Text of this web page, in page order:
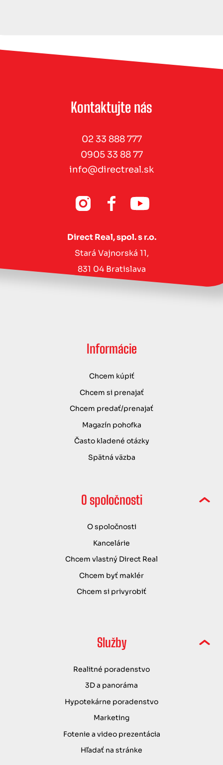
Kontaktujte nás
02 33 888 777
0905 33 88 77
info@directreal.sk
Direct Real, spol. s r.o.
Stará Vajnorská 11,
831 04 Bratislava
Informácie
Chcem kúpiť
Chcem si prenajať
Chcem predať/prenajať
Magazín pohofka
Často kladené otázky
Spätná väzba
O spoločnosti
O spoločnosti
Kancelárie
Chcem vlastný Direct Real
Chcem byť maklér
Chcem si privyrobiť
Služby
Realitné poradenstvo
3D a panoráma
Hypotekárne poradenstvo
Marketing
Fotenie a video prezentácia
Hľadať na stránke